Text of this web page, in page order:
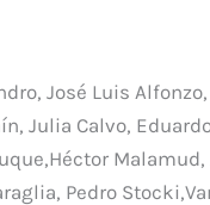
r
José Luis
Julia Calvo,
Pedro